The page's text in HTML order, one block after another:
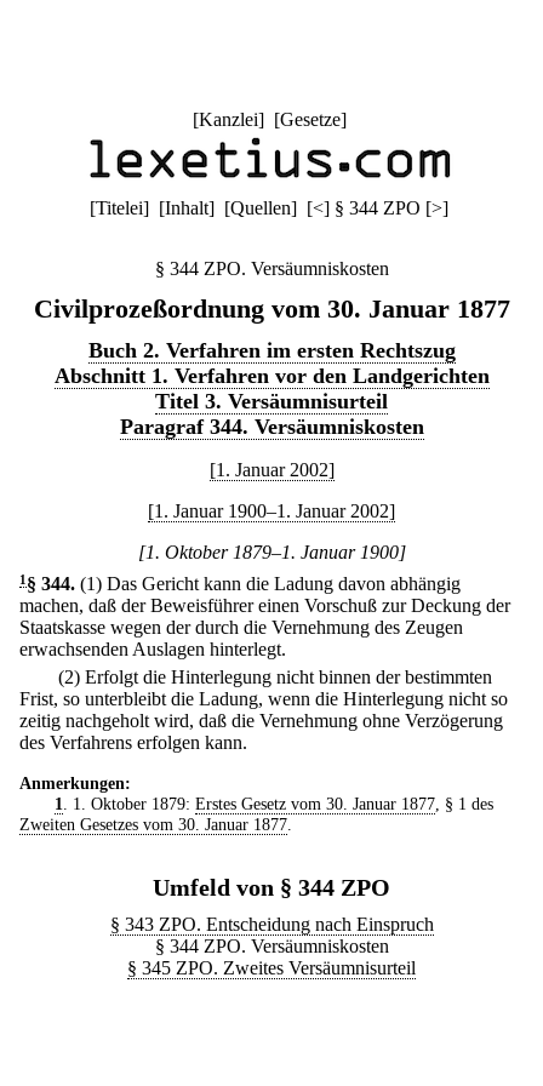
[Kanzlei] [Gesetze]
[Titelei] [Inhalt] [Quellen] [<] § 344 ZPO [>]
§ 344 ZPO. Versäumniskosten
Civilprozeßordnung vom 30. Januar 1877
Buch 2. Verfahren im ersten Rechtszug
Abschnitt 1. Verfahren vor den Landgerichten
Titel 3. Versäumnisurteil
Paragraf 344. Versäumniskosten
[1. Januar 2002]
[1. Januar 1900–1. Januar 2002]
[1. Oktober 1879–1. Januar 1900]
1 § 344. (1) Das Gericht kann die Ladung davon abhängig
machen, daß der Beweisführer einen Vorschuß zur Deckung der
Staatskasse wegen der durch die Vernehmung des Zeugen
erwachsenden Auslagen hinterlegt.
(2) Erfolgt die Hinterlegung nicht binnen der bestimmten
Frist, so unterbleibt die Ladung, wenn die Hinterlegung nicht so
zeitig nachgeholt wird, daß die Vernehmung ohne Verzögerung
des Verfahrens erfolgen kann.
Anmerkungen:
1. 1. Oktober 1879: Erstes Gesetz vom 30. Januar 1877, § 1 des
Zweiten Gesetzes vom 30. Januar 1877.
Umfeld von § 344 ZPO
§ 343 ZPO. Entscheidung nach Einspruch
§ 344 ZPO. Versäumniskosten
§ 345 ZPO. Zweites Versäumnisurteil